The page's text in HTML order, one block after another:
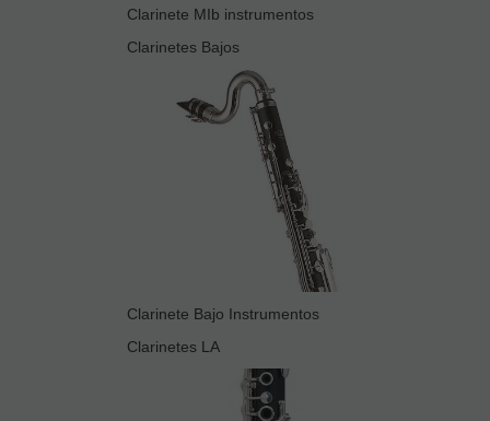
Clarinete MIb instrumentos
Clarinetes Bajos
Clarinete Bajo Instrumentos
Clarinetes LA